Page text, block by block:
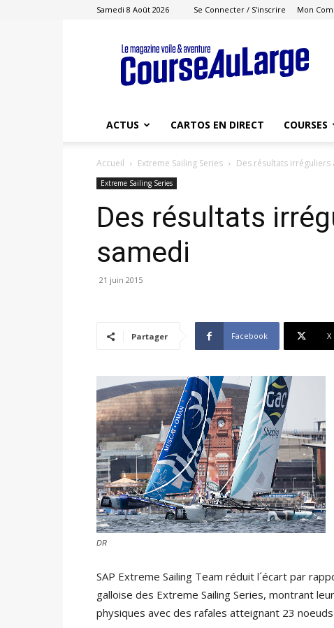
Samedi 8 Août 2026 Se Connecter / S'inscrire Mon
Course
au
Large
ACTUS CARTOS EN DIRECT COURSES
Accueil Extreme Sailing Series Des résultats irréguliers
Extreme Sailing Series
Des résultats
samedi
21 juin 2015
Partager Facebook X
DR
SAP Extreme Sailing Team réduit l´écart par
galloise des Extreme Sailing Series, montrant
physiques avec des rafales atteignant 23